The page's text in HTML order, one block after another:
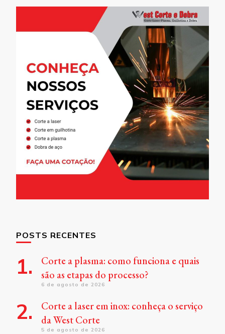
POSTS RECENTES
Corte a plasma: como funciona e quais
são as etapas do processo?
6 de agosto de 2026
Corte a laser em inox: conheça o serviço
da West Corte
5 de agosto de 2026